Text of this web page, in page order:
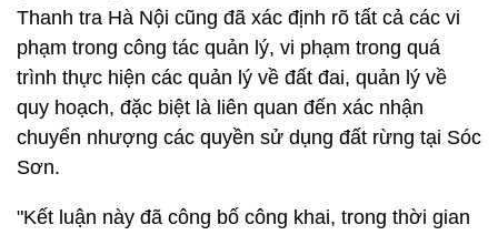
Thanh tra Hà Nội cũng đã xác định rõ tất cả các vi
phạm trong công tác quản lý, vi phạm trong quá
trình thực hiện các quản lý về đất đai, quản lý về
quy hoạch, đặc biệt là liên quan đến xác nhận
chuyển nhượng các quyền sử dụng đất rừng tại Sóc
Sơn.
"Kết luận này đã công bố công khai, trong thời gian